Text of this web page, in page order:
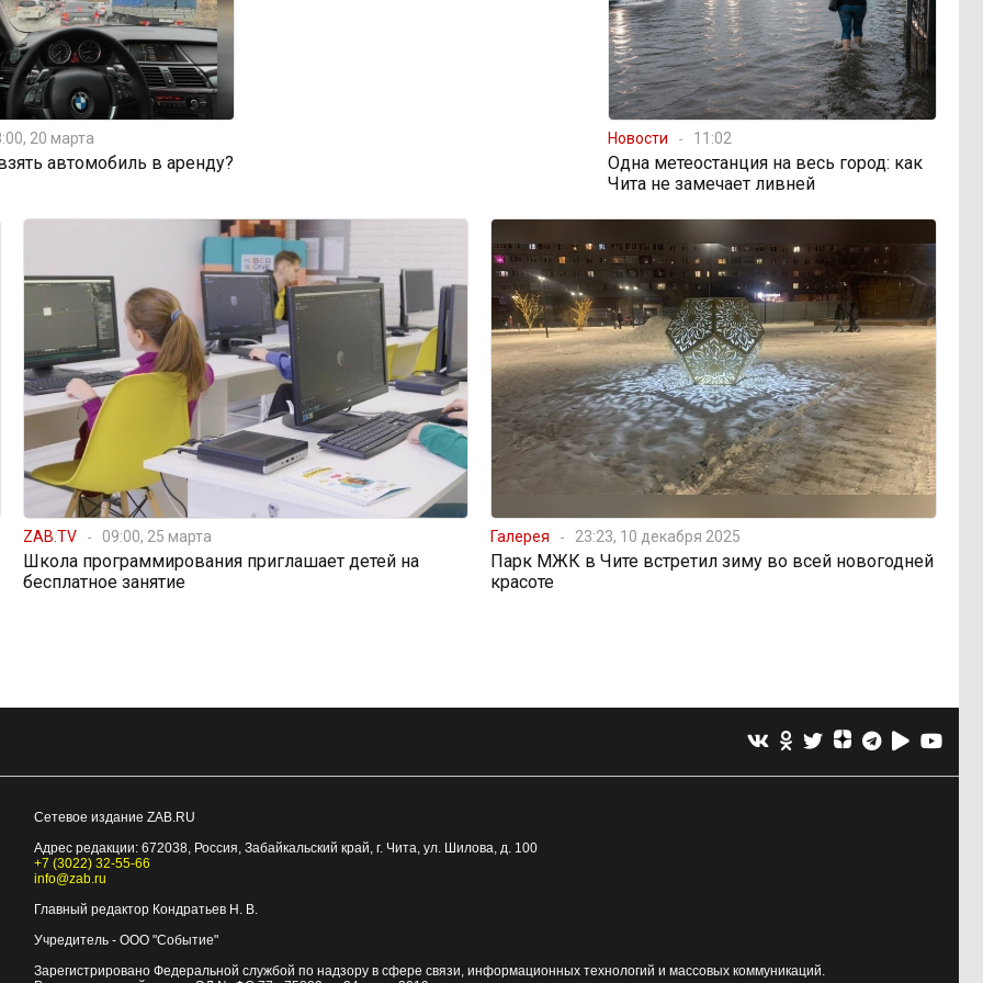
20 марта
автомобиль в аренду?
Новости 11:02
Одна метеостанция на весь город: как
Чита не замечает ливней
ZAB.TV 09:00, 25 марта
Школа программирования приглашает детей на
бесплатное занятие
Галерея 23:23, 10 декабря 2025
Парк МЖК в Чите встретил зиму во всей новогодней
красоте
Сетевое издание ZAB.RU
Адрес редакции: 672038, Россия, Забайкальский край, г. Чита, ул. Шилова, д. 100
+7 (3022) 32-55-66
info@zab.ru
Главный редактор Кондратьев Н. В.
Учредитель - ООО "Событие"
Зарегистрировано Федеральной службой по надзору в сфере связи, информационных технологий и массовых коммуникаций.